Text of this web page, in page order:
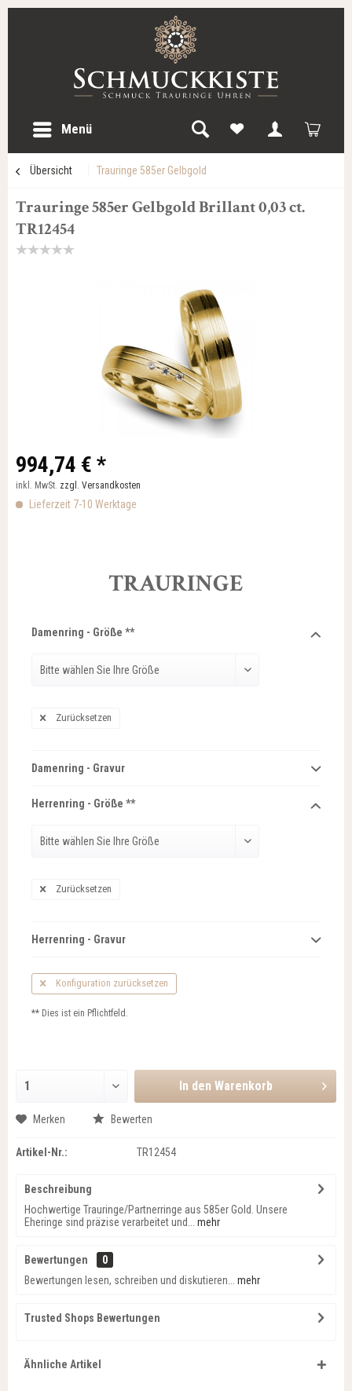
Menü
Übersicht Trauringe 585er Gelbgold
Trauringe 585er Gelbgold Brillant 0,03 ct.
TR12454
994,74 € *
inkl. MwSt. zzgl. Versandkosten
Lieferzeit 7-10 Werktage
TRAURINGE
Damenring - Größe **
Zurücksetzen
Damenring - Gravur
Herrenring - Größe **
Zurücksetzen
Herrenring - Gravur
Konfiguration zurücksetzen
** Dies ist ein Pflichtfeld.
In den Warenkorb
Merken Bewerten
Artikel-Nr.: TR12454
Beschreibung
Hochwertige Trauringe/Partnerringe aus 585er Gold. Unsere
Eheringe sind präzise verarbeitet und...
mehr
Bewertungen
0
Bewertungen lesen, schreiben und diskutieren...
mehr
Trusted Shops Bewertungen
Ähnliche Artikel